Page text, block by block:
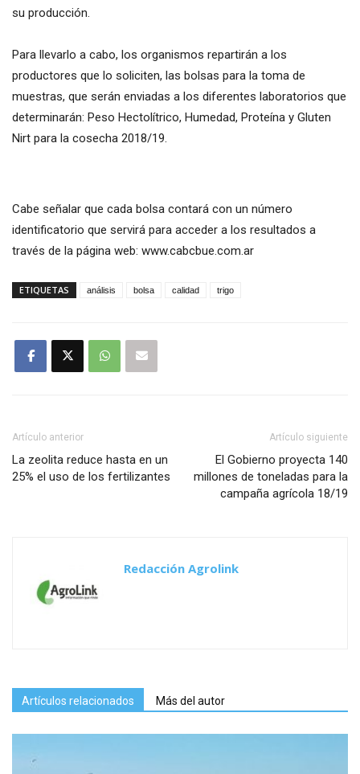
su producción.
Para llevarlo a cabo, los organismos repartirán a los
productores que lo soliciten, las bolsas para la toma de
muestras, que serán enviadas a los diferentes laboratorios que
determinarán: Peso Hectolítrico, Humedad, Proteína y Gluten
Nirt para la cosecha 2018/19.
Cabe señalar que cada bolsa contará con un número
identificatorio que servirá para acceder a los resultados a
través de la página web: www.cabcbue.com.ar
ETIQUETAS análisis bolsa calidad trigo
Artículo anterior
La zeolita reduce hasta en un
25% el uso de los fertilizantes
Artículo siguiente
El Gobierno proyecta 140
millones de toneladas para la
campaña agrícola 18/19
Redacción Agrolink
Artículos relacionados Más del autor